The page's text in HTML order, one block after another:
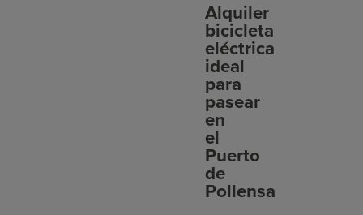
Alquiler
bicicleta
eléctrica
ideal
para
pasear
en
el
Puerto
de
Pollensa